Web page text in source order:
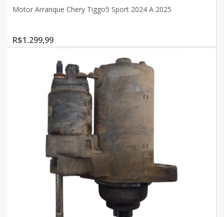
Motor Arranque Chery Tiggo5 Sport 2024 A 2025
R$1.299,99